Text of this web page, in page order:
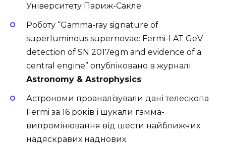
Університету Париж-Сакле.
Роботу “Gamma-ray signature of
superluminous supernovae: Fermi-LAT GeV
detection of SN 2017egm and evidence of a
central engine” опубліковано в журналі
Astronomy & Astrophysics.
Астрономи проаналізували дані телескопа
Fermi за 16 років і шукали гамма-
випромінювання від шести найближчих
надяскравих наднових.